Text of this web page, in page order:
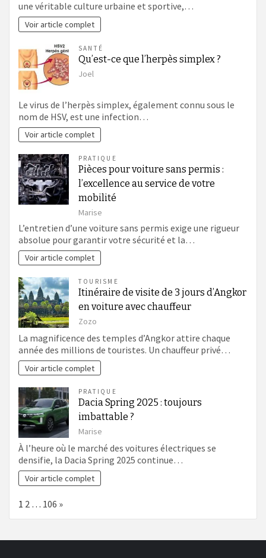
une véritable culture urbaine et sportive,…
Voir article complet
SANTÉ
Qu’est-ce que l’herpès simplex ?
Joel
Le virus de l’herpès simplex, également connu sous le
nom de HSV, est une infection…
Voir article complet
PRATIQUE
Pièces pour voiture sans permis :
l’excellence au service de votre
mobilité
Marise
L’entretien d’une voiture sans permis exige une rigueur
absolue pour garantir votre sécurité et la…
Voir article complet
TOURISME
Itinéraire de visite de 3 jours d’Angkor
en voiture avec chauffeur
Zozo
La magnificence des temples d’Angkor attire chaque
année des millions de touristes. Un chauffeur privé…
Voir article complet
PRATIQUE
Dacia Spring 2025 : toujours
imbattable ?
Marise
À l’heure où le marché des voitures électriques se
densifie, la Dacia Spring 2025 continue…
Voir article complet
Page:
1 2 … 106 Next
»